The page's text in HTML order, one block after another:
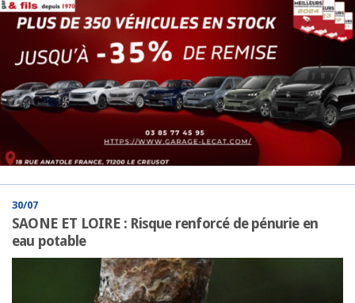
30/07
SAONE ET LOIRE : Risque renforcé de pénurie en
eau potable